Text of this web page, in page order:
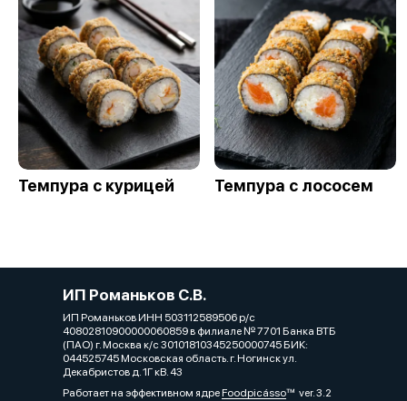
Темпура с курицей Темпура с лососем
ИП Романьков С.В.
ИП Романьков ИНН 503112589506 р/с
40802810900000060859 в филиале № 7701 Банка ВТБ
(ПАО) г. Москва к/с 30101810345250000745 БИК:
044525745 Московская область. г. Ногинск ул.
Декабристов д. 1Г кВ. 43
Работает на эффективном ядреFoodpicássover. 3.2